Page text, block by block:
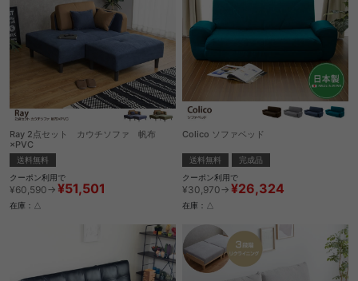
Ray 2点セット カウチソファ 帆布
×PVC
送料無料
クーポン利用で
¥60,590→ ¥51,501
在庫：△
Colico ソファベッド
送料無料
完成品
クーポン利用で
¥30,970→ ¥26,324
在庫：△